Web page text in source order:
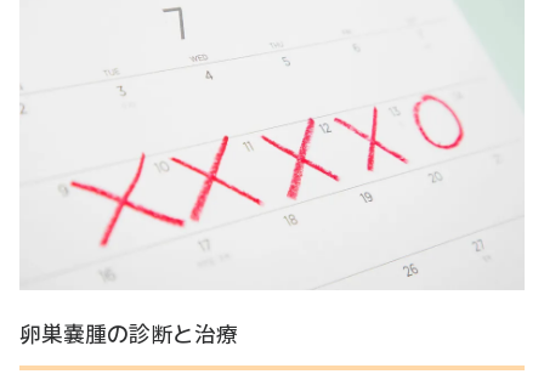
卵巣嚢腫の診断と治療